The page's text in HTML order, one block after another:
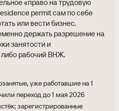
«право на трудовую
permit сам по себе
или вести бизнес.
держать разрешение на
занятости и
рабочий ВНЖ.
уже работавшие на 1
переход до 1 мая 2026
зарегистрированные